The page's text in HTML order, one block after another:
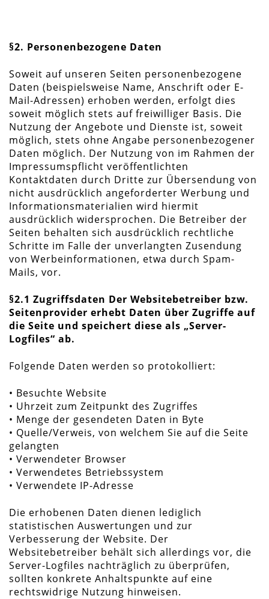
§2. Personenbezogene Daten
Soweit auf unseren Seiten personenbezogene
Daten (beispielsweise Name, Anschrift oder E-
Mail-Adressen) erhoben werden, erfolgt dies
soweit möglich stets auf freiwilliger Basis. Die
Nutzung der Angebote und Dienste ist, soweit
möglich, stets ohne Angabe personenbezogener
Daten möglich. Der Nutzung von im Rahmen der
Impressumspflicht veröffentlichten
Kontaktdaten durch Dritte zur Übersendung von
nicht ausdrücklich angeforderter Werbung und
Informationsmaterialien wird hiermit
ausdrücklich widersprochen. Die Betreiber der
Seiten behalten sich ausdrücklich rechtliche
Schritte im Falle der unverlangten Zusendung
von Werbeinformationen, etwa durch Spam-
Mails, vor.
§2.1 Zugriffsdaten Der Websitebetreiber bzw.
Seitenprovider erhebt Daten über Zugriffe auf
die Seite und speichert diese als „Server-
Logfiles“ ab.
Folgende Daten werden so protokolliert:
• Besuchte Website
• Uhrzeit zum Zeitpunkt des Zugriffes
• Menge der gesendeten Daten in Byte
• Quelle/Verweis, von welchem Sie auf die Seite
gelangten
• Verwendeter Browser
• Verwendetes Betriebssystem
• Verwendete IP-Adresse
Die erhobenen Daten dienen lediglich
statistischen Auswertungen und zur
Verbesserung der Website. Der
Websitebetreiber behält sich allerdings vor, die
Server-Logfiles nachträglich zu überprüfen,
sollten konkrete Anhaltspunkte auf eine
rechtswidrige Nutzung hinweisen.